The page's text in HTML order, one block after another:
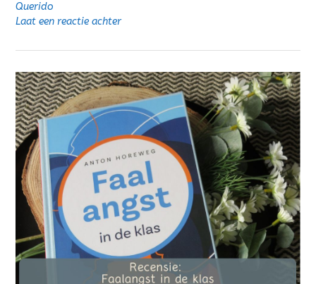
Querido
Laat een reactie achter